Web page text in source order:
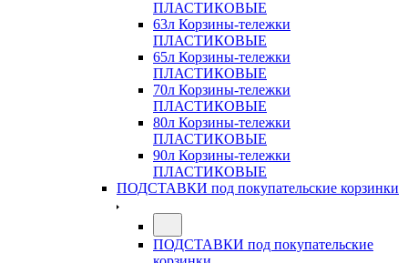
ПЛАСТИКОВЫЕ
63л Корзины-тележки
ПЛАСТИКОВЫЕ
65л Корзины-тележки
ПЛАСТИКОВЫЕ
70л Корзины-тележки
ПЛАСТИКОВЫЕ
80л Корзины-тележки
ПЛАСТИКОВЫЕ
90л Корзины-тележки
ПЛАСТИКОВЫЕ
ПОДСТАВКИ под покупательские корзинки
ПОДСТАВКИ под покупательские